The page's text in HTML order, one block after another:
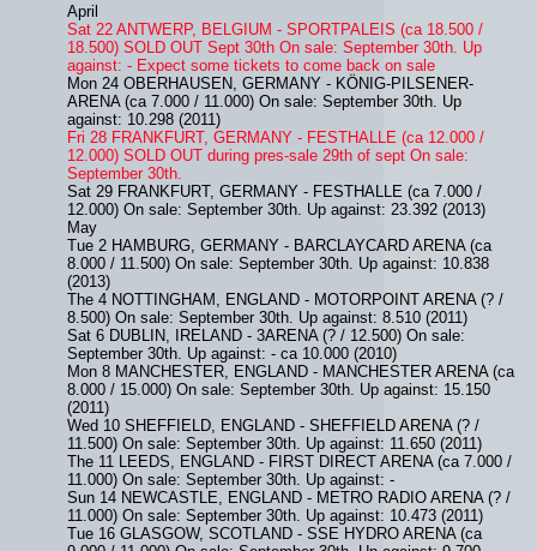
April
Sat 22 ANTWERP, BELGIUM - SPORTPALEIS (ca 18.500 /
18.500) SOLD OUT Sept 30th On sale: September 30th. Up
against: - Expect some tickets to come back on sale
Mon 24 OBERHAUSEN, GERMANY - KÖNIG-PILSENER-
ARENA (ca 7.000 / 11.000) On sale: September 30th. Up
against: 10.298 (2011)
Fri 28 FRANKFURT, GERMANY - FESTHALLE (ca 12.000 /
12.000) SOLD OUT during pres-sale 29th of sept On sale:
September 30th.
Sat 29 FRANKFURT, GERMANY - FESTHALLE (ca 7.000 /
12.000) On sale: September 30th. Up against: 23.392 (2013)
May
Tue 2 HAMBURG, GERMANY - BARCLAYCARD ARENA (ca
8.000 / 11.500) On sale: September 30th. Up against: 10.838
(2013)
The 4 NOTTINGHAM, ENGLAND - MOTORPOINT ARENA (? /
8.500) On sale: September 30th. Up against: 8.510 (2011)
Sat 6 DUBLIN, IRELAND - 3ARENA (? / 12.500) On sale:
September 30th. Up against: - ca 10.000 (2010)
Mon 8 MANCHESTER, ENGLAND - MANCHESTER ARENA (ca
8.000 / 15.000) On sale: September 30th. Up against: 15.150
(2011)
Wed 10 SHEFFIELD, ENGLAND - SHEFFIELD ARENA (? /
11.500) On sale: September 30th. Up against: 11.650 (2011)
The 11 LEEDS, ENGLAND - FIRST DIRECT ARENA (ca 7.000 /
11.000) On sale: September 30th. Up against: -
Sun 14 NEWCASTLE, ENGLAND - METRO RADIO ARENA (? /
11.000) On sale: September 30th. Up against: 10.473 (2011)
Tue 16 GLASGOW, SCOTLAND - SSE HYDRO ARENA (ca